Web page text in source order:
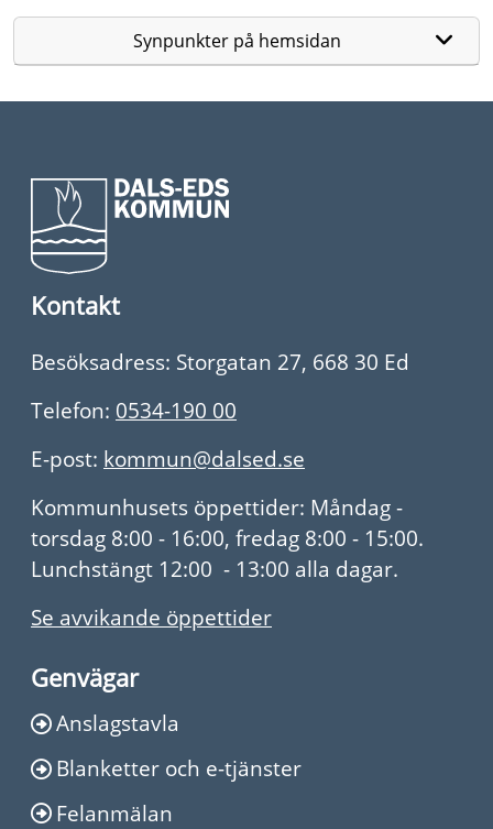
Synpunkter på hemsidan
Kontakt
Besöksadress: Storgatan 27, 668 30 Ed
Telefon: 0534-190 00
E-post: kommun@dalsed.se
Kommunhusets öppettider: Måndag -
torsdag 8:00 - 16:00, fredag 8:00 - 15:00.
Lunchstängt 12:00 - 13:00 alla dagar.
Se avvikande öppettider
Genvägar
Anslagstavla
Blanketter och e-tjänster
Felanmälan